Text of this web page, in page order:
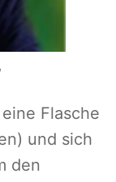
Flasche
und sich
den